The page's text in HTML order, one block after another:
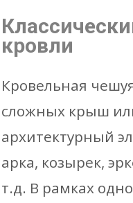
кровли
Кровельная
сложных крыш
архитектурный
арка, козырек,
т.д. В рамках